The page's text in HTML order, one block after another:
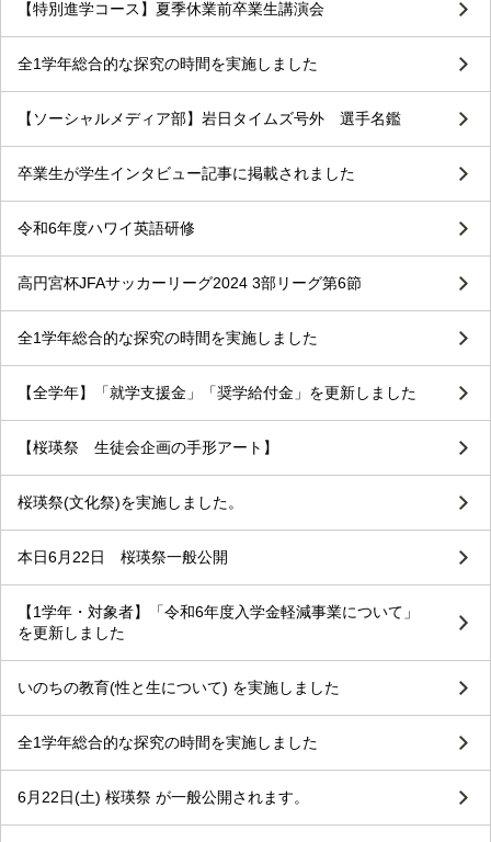
【特別進学コース】夏季休業前卒業生講演会
全1学年総合的な探究の時間を実施しました
【ソーシャルメディア部】岩日タイムズ号外 選手名鑑
卒業生が学生インタビュー記事に掲載されました
令和6年度ハワイ英語研修
高円宮杯JFAサッカーリーグ2024 3部リーグ第6節
全1学年総合的な探究の時間を実施しました
【全学年】「就学支援金」「奨学給付金」を更新しました
【桜瑛祭 生徒会企画の手形アート】
桜瑛祭(文化祭)を実施しました。
本日6月22日 桜瑛祭一般公開
【1学年・対象者】「令和6年度入学金軽減事業について」
を更新しました
いのちの教育(性と生について) を実施しました
全1学年総合的な探究の時間を実施しました
6月22日(土) 桜瑛祭 が一般公開されます。